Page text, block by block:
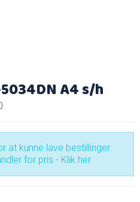
A4 s/h
at kunne lave bestillinger
for pris - Klik her